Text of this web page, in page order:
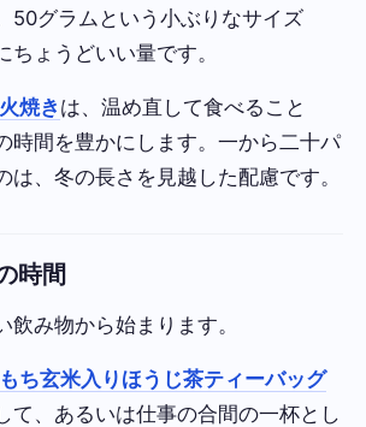
50グラムという小ぶりなサイズ
ちょうどいい量です。
焼き は、温め直して食べること
時間を豊かにします。一から二十パ
は、冬の長さを見越した配慮です。
時間
飲み物から始まります。
ち玄米入りほうじ茶ティーバッグ
て、あるいは仕事の合間の一杯とし